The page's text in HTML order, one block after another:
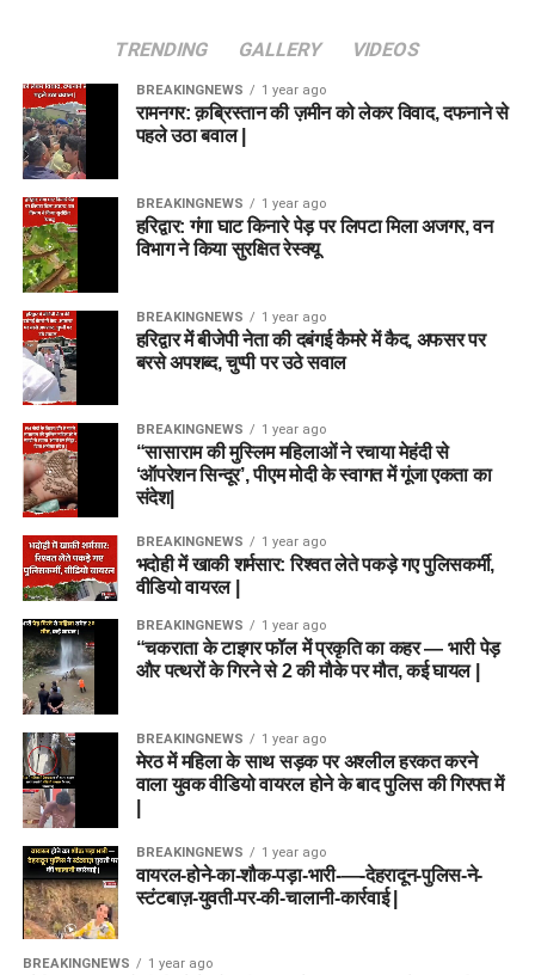
TRENDING GALLERY VIDEOS
BREAKINGNEWS 1 year ago
रामनगर: क़ब्रिस्तान की ज़मीन को लेकर विवाद, दफनाने से
पहले उठा बवाल |
BREAKINGNEWS 1 year ago
हरिद्वार: गंगा घाट किनारे पेड़ पर लिपटा मिला अजगर, वन
विभाग ने किया सुरक्षित रेस्क्यू
BREAKINGNEWS 1 year ago
हरिद्वार में बीजेपी नेता की दबंगई कैमरे में कैद, अफसर पर
बरसे अपशब्द, चुप्पी पर उठे सवाल
BREAKINGNEWS 1 year ago
“सासाराम की मुस्लिम महिलाओं ने रचाया मेहंदी से
‘ऑपरेशन सिन्दूर’, पीएम मोदी के स्वागत में गूंजा एकता का
संदेश|
BREAKINGNEWS 1 year ago
भदोही में खाकी शर्मसार: रिश्वत लेते पकड़े गए पुलिसकर्मी,
वीडियो वायरल |
BREAKINGNEWS 1 year ago
“चकराता के टाइगर फॉल में प्रकृति का कहर — भारी पेड़
और पत्थरों के गिरने से 2 की मौके पर मौत, कई घायल |
BREAKINGNEWS 1 year ago
मेरठ में महिला के साथ सड़क पर अश्लील हरकत करने
वाला युवक वीडियो वायरल होने के बाद पुलिस की गिरफ्त में
BREAKINGNEWS 1 year ago
वायरल-होने-का-शौक-पड़ा-भारी-—-देहरादून-पुलिस-ने-
स्टंटबाज़-युवती-पर-की-चालानी-कार्रवाई |
BREAKINGNEWS 1 year ago